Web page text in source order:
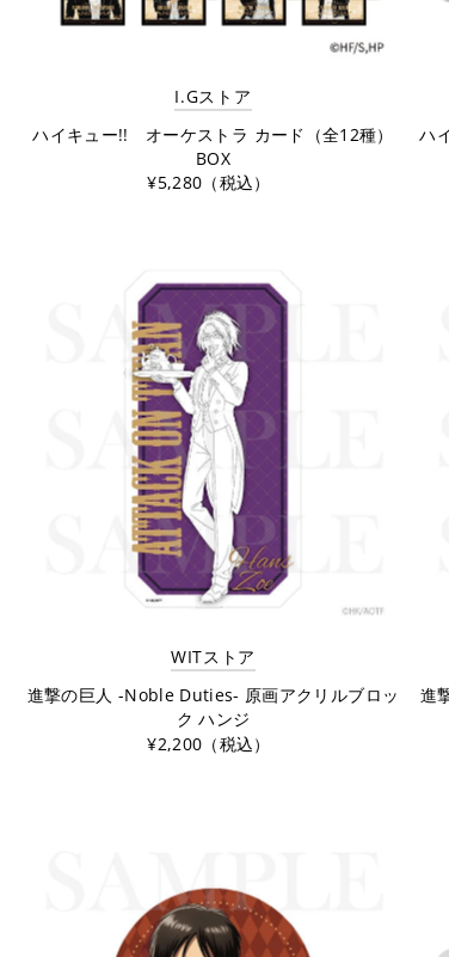
I.Gストア
ハイキュー!! オーケストラ カード（全12種）
BOX
¥5,280（税込）
ハ
WITストア
進撃の巨人 -Noble Duties- 原画アクリルブロッ
ク ハンジ
¥2,200（税込）
進